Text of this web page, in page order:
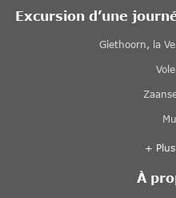
Excursion d’une
Giethoorn, la
+
À